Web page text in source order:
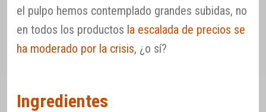
el pulpo hemos contemplado grandes subidas, no
en todos los productos la escalada de precios se
ha moderado por la crisis, ¿o sí?
Ingredientes